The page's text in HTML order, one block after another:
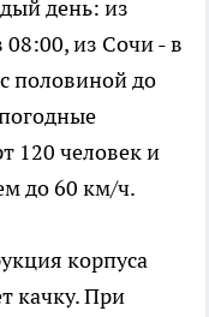
день: из
08:00, из Сочи - в
половиной до
120 человек и
до 60 км/ч.
корпуса
качку. При